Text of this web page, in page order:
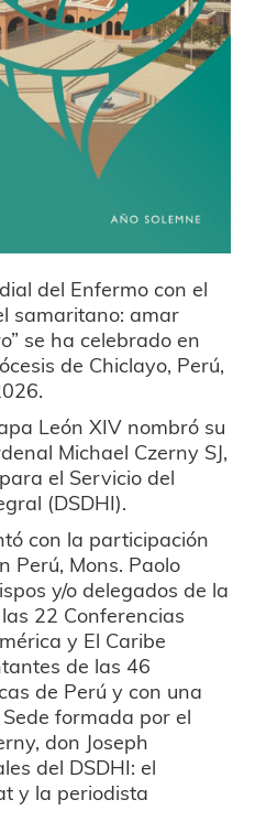
del Enfermo con el
samaritano: amar
se ha celebrado en
de Chiclayo, Perú,
León XIV nombró su
Michael Czerny SJ,
el Servicio del
(DSDHI).
con la participación
Perú, Mons. Paolo
y/o delegados de la
22 Conferencias
y El Caribe
de las 46
de Perú y con una
formada por el
don Joseph
del DSDHI: el
y la periodista